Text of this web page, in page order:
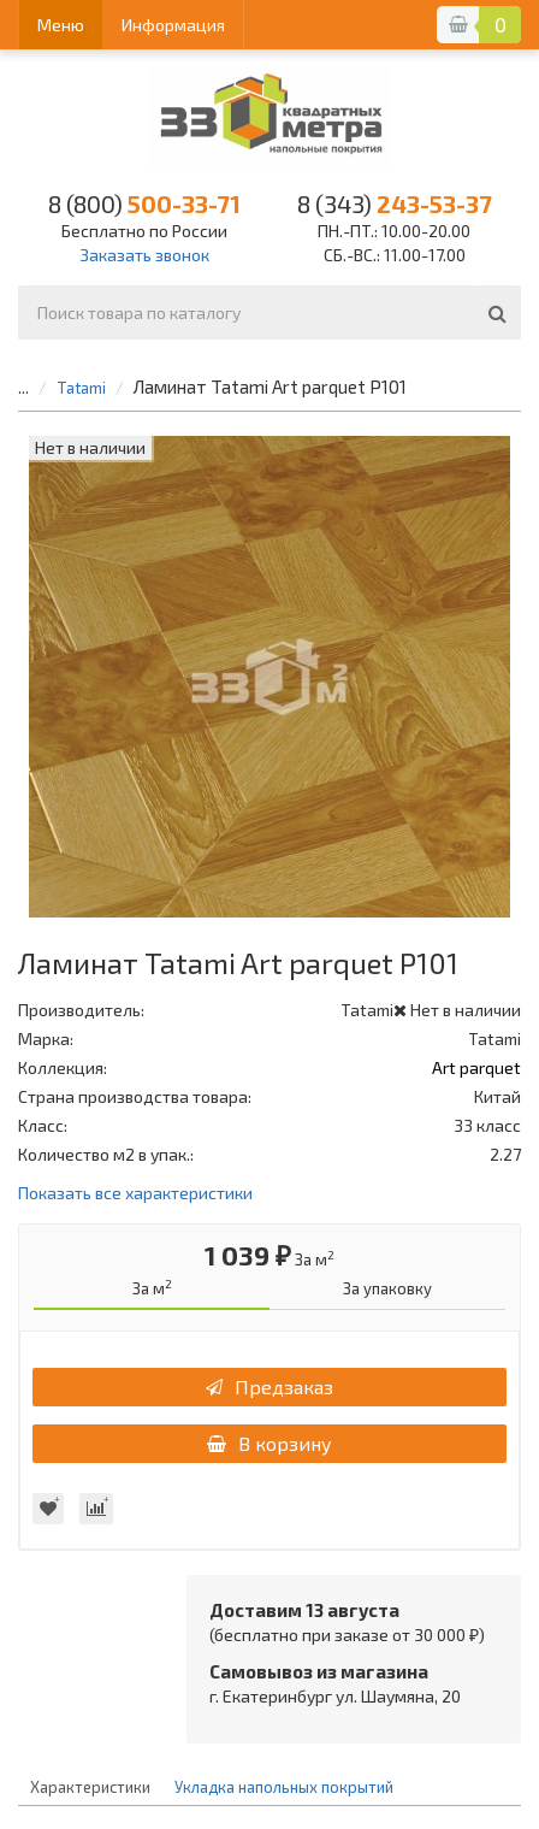
0
Меню Информация
8 (800) 500-33-71
Бесплатно по России
Заказать звонок
8 (343) 243-53-37
ПН.-ПТ.: 10.00-20.00
СБ.-ВС.: 11.00-17.00
... Tatami Ламинат Tatami Art parquet P101
Нет в наличии
Ламинат Tatami Art parquet P101
Нет в наличии
Производитель:
Tatami
Марка:
Tatami
Коллекция:
Art parquet
Страна производства товара:
Китай
Класс:
33 класс
Количество м2 в упак.:
2.27
Показать все характеристики
1 039 ₽За м2
За м2 За упаковку
Предзаказ
В корзину
Доставим 13 августа
(бесплатно при заказе от 30 000 ₽)
Самовывоз из магазина
г. Екатеринбург ул. Шаумяна, 20
Характеристики Укладка напольных покрытий